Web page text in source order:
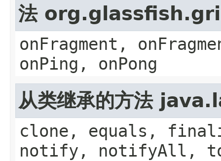
法
onFragment,
onPing, onPong
从类继承的方法
clone, equals,
notify, notifyAll,